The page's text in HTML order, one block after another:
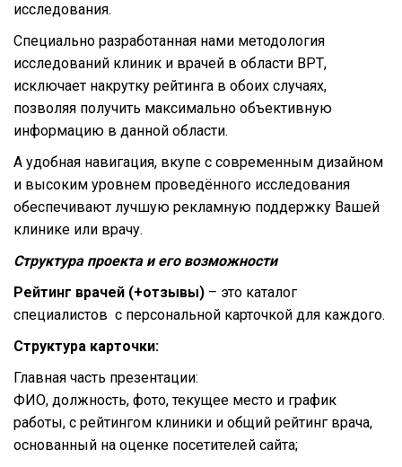
исследования.
Специально разработанная нами методология
исследований клиник и врачей в области ВРТ,
исключает накрутку рейтинга в обоих случаях,
позволяя получить максимально объективную
информацию в данной области.
А удобная навигация, вкупе с современным дизайном
и высоким уровнем проведённого исследования
обеспечивают лучшую рекламную поддержку Вашей
клинике или врачу.
Структура проекта и его возможности
Рейтинг врачей (+отзывы) – это каталог
специалистов с персональной карточкой для каждого.
Структура карточки:
Главная часть презентации:
ФИО, должность, фото, текущее место и график
работы, с рейтингом клиники и общий рейтинг врача,
основанный на оценке посетителей сайта;